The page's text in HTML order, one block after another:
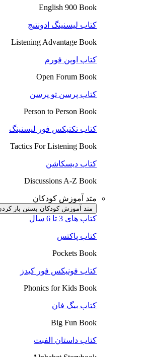
English 900 Book
کتاب لیسنینگ ادونتیج
Listening Advantage Book
کتاب اوپن فورم
Open Forum Book
کتاب پرسن تو پرسن
Person to Person Book
کتاب تکتیکس فور لیسنینگ
Tactics For Listening Book
کتاب دیسکاشن
Discussions A-Z Book
متد آموزش کودکان
متد آموزش کودکان بستن باز
کتاب های 3 تا 6 سال
کتاب پاکتس
Pockets Book
کتاب فونیکس فور کیدز
Phonics for Kids Book
کتاب بیگ فان
Big Fun Book
کتاب داستان الفبت